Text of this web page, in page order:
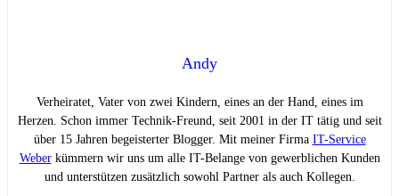
Andy
Verheiratet, Vater von zwei Kindern, eines an der Hand, eines im
Herzen. Schon immer Technik-Freund, seit 2001 in der IT tätig und seit
über 15 Jahren begeisterter Blogger. Mit meiner Firma IT-Service
Weberkümmern wir uns um alle IT-Belange von gewerblichen Kunden
und unterstützen zusätzlich sowohl Partner als auch Kollegen.